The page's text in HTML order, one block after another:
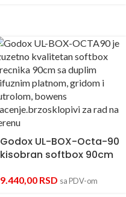
Godox UL-BOX-Octa-90
kisobran softbox 90cm
9.440,00 RSD sa PDV-om